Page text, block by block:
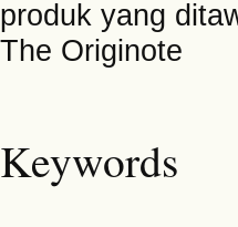
produk yang
The Originote
Keywords